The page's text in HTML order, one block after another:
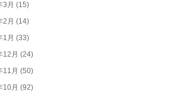
3月 (15)
2月 (14)
1月 (33)
12月 (24)
11月 (50)
10月 (92)